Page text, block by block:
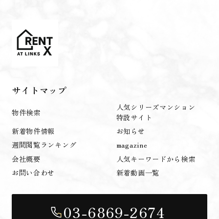
サイトマップ
物件検索
人気シリーズマンション
特設サイト
新着物件情報
お知らせ
週間閲覧ランキング
magazine
会社概要
人気キーワードから検索
お問い合わせ
新着動画一覧
03-6869-2674